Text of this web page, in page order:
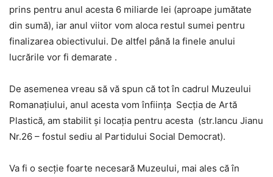
prins pentru anul acesta 6 miliarde lei (aproape jumătate
din sumă), iar anul viitor vom aloca restul sumei pentru
finalizarea obiectivului. De altfel până la finele anului
lucrările vor fi demarate .
De asemenea vreau să vă spun că tot în cadrul Muzeului
Romanaţiului, anul acesta vom înfiinţa Secţia de Artă
Plastică, am stabilit şi locaţia pentru acesta (str.Iancu Jianu
Nr.26 – fostul sediu al Partidului Social Democrat).
Va fi o secţie foarte necesară Muzeului, mai ales că în